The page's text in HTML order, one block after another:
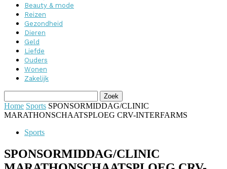
Beauty & mode
Reizen
Gezondheid
Dieren
Geld
Liefde
Ouders
Wonen
Zakelijk
Home Sports SPONSORMIDDAG/CLINIC
MARATHONSCHAATSPLOEG CRV-INTERFARMS
Sports
SPONSORMIDDAG/CLINIC